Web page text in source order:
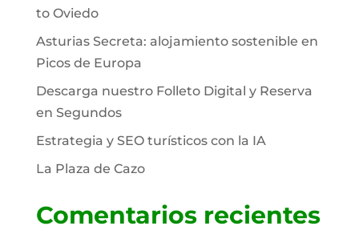
to Oviedo
Asturias Secreta: alojamiento sostenible en
Picos de Europa
Descarga nuestro Folleto Digital y Reserva
en Segundos
Estrategia y SEO turísticos con la IA
La Plaza de Cazo
Comentarios recientes